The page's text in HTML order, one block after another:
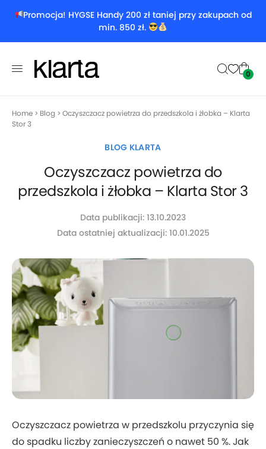
Promocja! HYGSE Handy 200 zł taniej przy zakupach od
min. 850 zł.
0
Home > Blog > Oczyszczacz powietrza do przedszkola i żłobka – Klarta
Stor 3
BLOG KLARTA
Oczyszczacz powietrza do
przedszkola i żłobka – Klarta Stor 3
Data publikacji: 13.10.2023
Data ostatniej aktualizacji: 10.01.2025
Oczyszczacz powietrza w przedszkolu przyczynia się
do spadku liczby zanieczyszczeń o nawet 50 %. Jak